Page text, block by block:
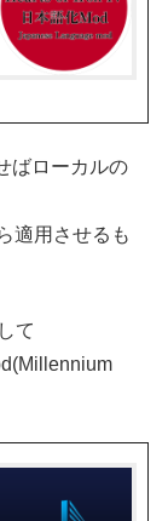
ばローカルの
適用させるも
て